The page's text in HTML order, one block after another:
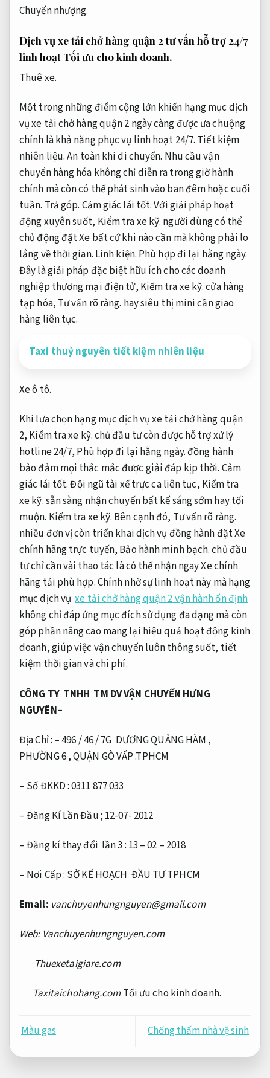
Chuyển nhượng.
Dịch vụ xe tải chở hàng quận 2 tư vấn hỗ trợ 24/7
linh hoạt Tối ưu cho kinh doanh.
Thuê xe.
Một trong những điểm cộng lớn khiến hạng mục dịch
vụ xe tải chở hàng quận 2 ngày càng được ưa chuộng
chính là khả năng phục vụ linh hoạt 24/7. Tiết kiệm
nhiên liệu.An toàn khi di chuyển. Nhu cầu vận
chuyển hàng hóa không chỉ diễn ra trong giờ hành
chính mà còn có thể phát sinh vào ban đêm hoặc cuối
tuần. Trả góp. Cảm giác lái tốt.Với giải pháp hoạt
động xuyên suốt, Kiểm tra xe kỹ. người dùng có thể
chủ động đặt Xe bất cứ khi nào cần mà không phải lo
lắng về thời gian. Linh kiện. Phù hợp đi lại hằng ngày.
Đây là giải pháp đặc biệt hữu ích cho các doanh
nghiệp thương mại điện tử, Kiểm tra xe kỹ.cửa hàng
tạp hóa, Tư vấn rõ ràng. hay siêu thị mini cần giao
hàng liên tục.
Taxi thuỷ nguyên tiết kiệm nhiên liệu
Xe ô tô.
Khi lựa chọn hạng mục dịch vụ xe tải chở hàng quận
2, Kiểm tra xe kỹ.chủ đầu tư còn được hỗ trợ xử lý
hotline 24/7, Phù hợp đi lại hằng ngày.đồng hành
bảo đảm mọi thắc mắc được giải đáp kịp thời. Cảm
giác lái tốt.Đội ngũ tài xế trực ca liên tục, Kiểm tra
xe kỹ.sẵn sàng nhận chuyến bất kể sáng sớm hay tối
muộn. Kiểm tra xe kỹ. Bên cạnh đó, Tư vấn rõ ràng.
nhiều đơn vị còn triển khai dịch vụ đồng hành đặt Xe
chính hãng trực tuyến, Bảo hành minh bạch.chủ đầu
tư chỉ cần vài thao tác là có thể nhận ngay Xe chính
hãng tải phù hợp. Chính nhờ sự linh hoạt này mà hạng
mục dịch vụ xe tải chở hàng quận 2 vận hành ổn định
không chỉ đáp ứng mục đích sử dụng đa dạng mà còn
góp phần nâng cao mang lại hiệu quả hoạt động kinh
doanh, giúp việc vận chuyển luôn thông suốt, tiết
kiệm thời gian và chi phí.
CÔNG TY TNHH TM DV VẬN CHUYỂN HƯNG
NGUYÊN–
Địa Chỉ : – 496 / 46 / 7G DƯƠNG QUẢNG HÀM ,
PHƯỜNG 6 , QUẬN GÒ VẤP .TPHCM
– Số ĐKKD : 0311 877 033
– Đăng Kí Lần Đầu ; 12-07- 2012
– Đăng kí thay đổi lần 3 : 13 – 02 – 2018
– Nơi Cấp : SỞ KẾ HOẠCH ĐẦU TƯ TPHCM
Email: vanchuyenhungnguyen@gmail.com
Web: Vanchuyenhungnguyen.com
Thuexetaigiare.com
Taxitaichohang.comTối ưu cho kinh doanh.
Màu gas Chống thấm nhà vệ sinh